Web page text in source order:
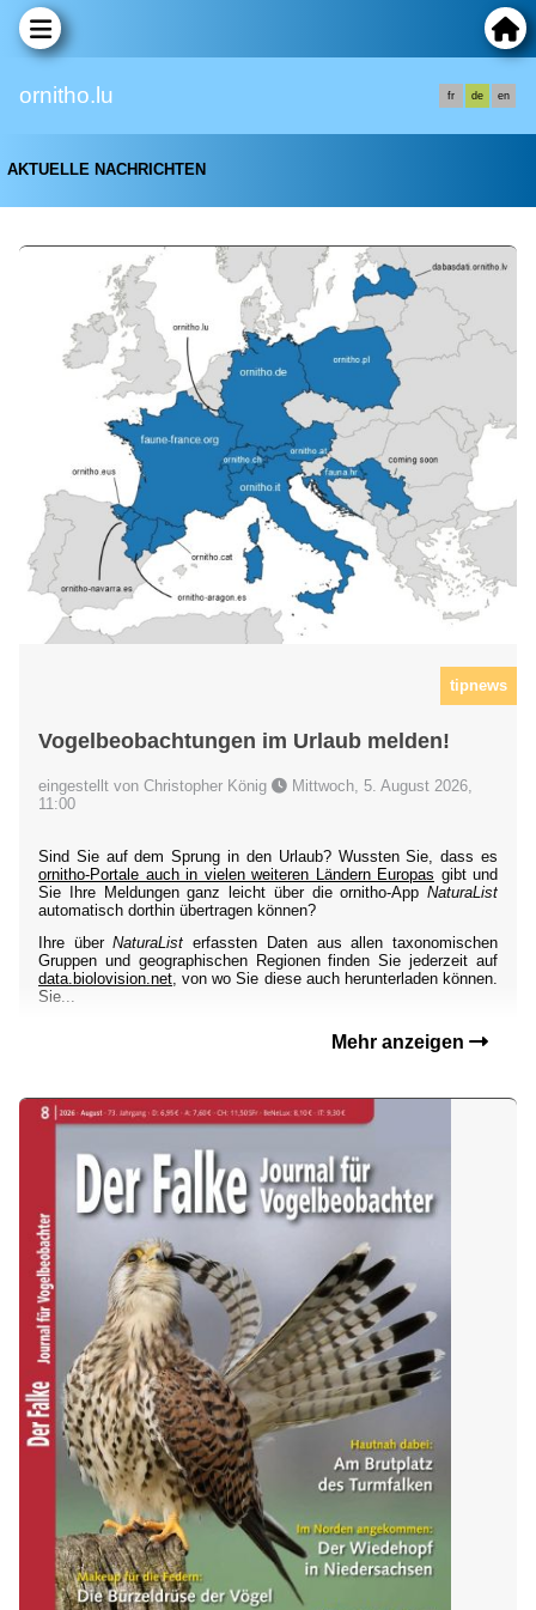
ornitho.lu fr de en
AKTUELLE NACHRICHTEN
tipnews
Vogelbeobachtungen im Urlaub melden!
eingestellt von Christopher König
Mittwoch, 5. August 2026,
11:00
Sind Sie auf dem Sprung in den Urlaub? Wussten Sie, dass es
ornitho-Portale auch in vielen weiteren Ländern Europas gibt und
Sie Ihre Meldungen ganz leicht über die ornitho-App NaturaList
automatisch dorthin übertragen können?
Ihre überNaturaList erfassten Daten aus allen taxonomischen
Gruppen und geographischen Regionen finden Sie jederzeit auf
data.biolovision.net, von wo Sie diese auch herunterladen können.
Sie...
Mehr anzeigen